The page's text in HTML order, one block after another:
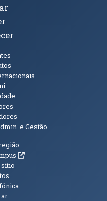
e Gestão
(abre em nova janela)